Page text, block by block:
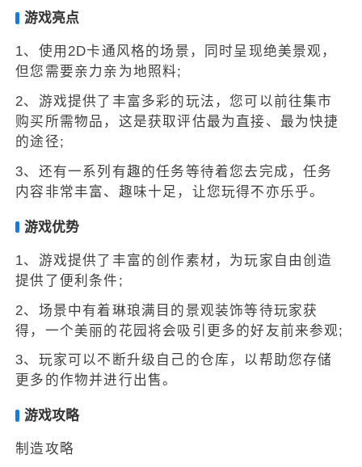
游戏亮点
1、使用2D卡通风格的场景，同时呈现绝美景观，
但您需要亲力亲为地照料;
2、游戏提供了丰富多彩的玩法，您可以前往集市
购买所需物品，这是获取评估最为直接、最为快捷
的途径;
3、还有一系列有趣的任务等待着您去完成，任务
内容非常丰富、趣味十足，让您玩得不亦乐乎。
游戏优势
1、游戏提供了丰富的创作素材，为玩家自由创造
提供了便利条件;
2、场景中有着琳琅满目的景观装饰等待玩家获
得，一个美丽的花园将会吸引更多的好友前来参观;
3、玩家可以不断升级自己的仓库，以帮助您存储
更多的作物并进行出售。
游戏攻略
制造攻略